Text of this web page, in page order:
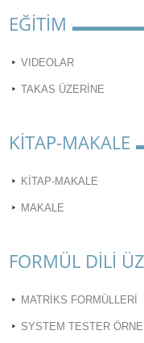
EĞİTİM
VIDEOLAR
TAKAS ÜZERİNE
KİTAP-MAKALE
KİTAP-MAKALE
MAKALE
FORMÜL DİLİ
MATRİKS FORMÜLLERİ
SYSTEM TESTER